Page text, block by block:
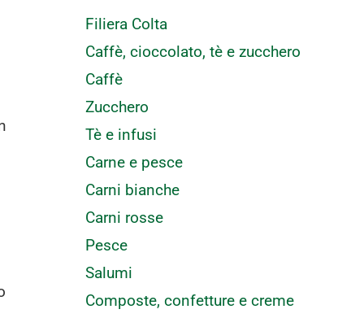
Filiera Colta
Caffè, cioccolato, tè e zucchero
Caffè
Zucchero
Tè e infusi
Carne e pesce
Carni bianche
Carni rosse
Pesce
Salumi
Composte, confetture e creme